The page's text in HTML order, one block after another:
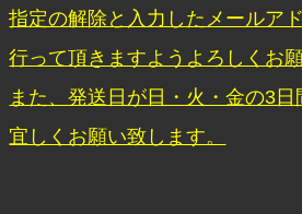
指定の解除と入力したメールア
行って頂きますようよろしくお
また、発送日が日・火・金の3
宜しくお願い致します。